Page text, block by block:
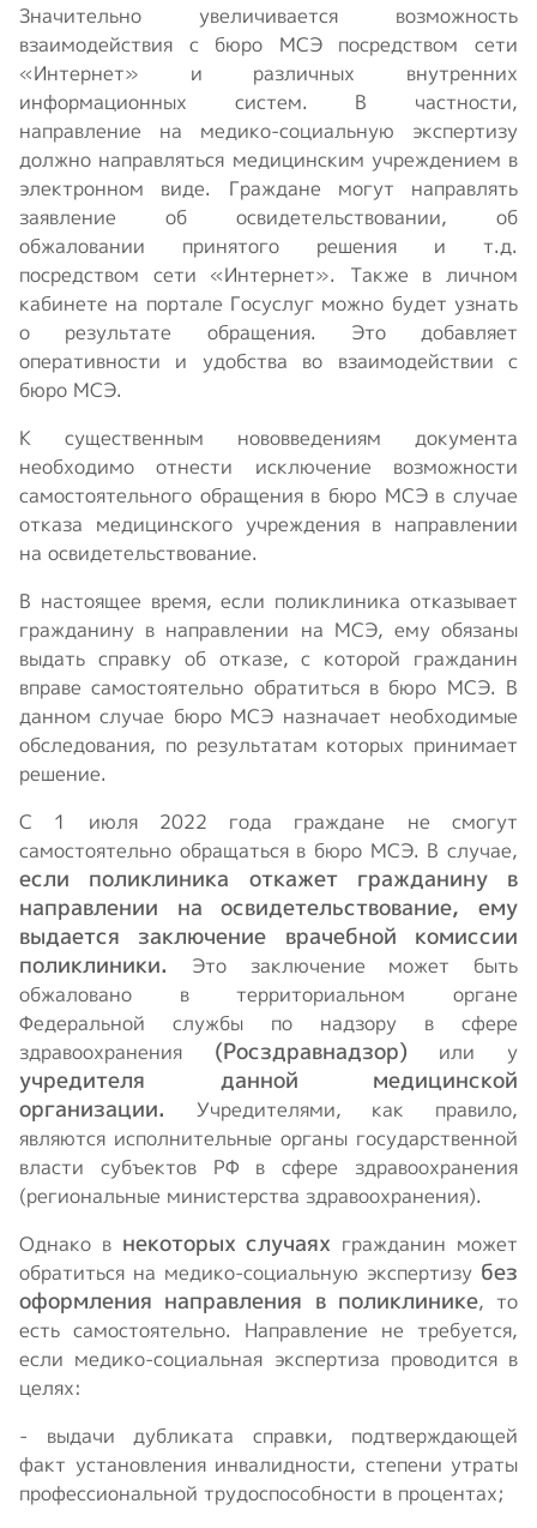
Значительно увеличивается возможность
взаимодействия с бюро МСЭ посредством сети
«Интернет» и различных внутренних
информационных систем. В частности,
направление на медико-социальную экспертизу
должно направляться медицинским учреждением в
электронном виде. Граждане могут направлять
заявление об освидетельствовании, об
обжаловании принятого решения и т.д.
посредством сети «Интернет». Также в личном
кабинете на портале Госуслуг можно будет узнать
о результате обращения. Это добавляет
оперативности и удобства во взаимодействии с
бюро МСЭ.
К существенным нововведениям документа
необходимо отнести исключение возможности
самостоятельного обращения в бюро МСЭ в случае
отказа медицинского учреждения в направлении
на освидетельствование.
В настоящее время, если поликлиника отказывает
гражданину в направлении на МСЭ, ему обязаны
выдать справку об отказе, с которой гражданин
вправе самостоятельно обратиться в бюро МСЭ. В
данном случае бюро МСЭ назначает необходимые
обследования, по результатам которых принимает
решение.
С 1 июля 2022 года граждане не смогут
самостоятельно обращаться в бюро МСЭ. В случае,
если поликлиника откажет гражданину в
направлении на освидетельствование, ему
выдается заключение врачебной комиссии
поликлиники. Это заключение может быть
обжаловано в территориальном органе
Федеральной службы по надзору в сфере
здравоохранения (Росздравнадзор) или у
учредителя данной медицинской
организации. Учредителями, как правило,
являются исполнительные органы государственной
власти субъектов РФ в сфере здравоохранения
(региональные министерства здравоохранения).
Однако в некоторых случаях гражданин может
обратиться на медико-социальную экспертизу без
оформления направления в поликлинике, то
есть самостоятельно. Направление не требуется,
если медико-социальная экспертиза проводится в
целях:
- выдачи дубликата справки, подтверждающей
факт установления инвалидности, степени утраты
профессиональной трудоспособности в процентах;